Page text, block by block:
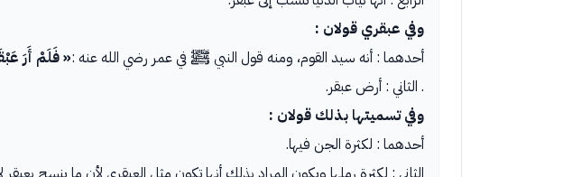
وفي عبقري قولان :
أحدهما : أنه سيد القوم، ومنه قول النبي ﷺ في عمر رضي الله عنه :« فَلَمْ أَرَ
. الثاني : أرض عبقر.
وفي تسميتها بذلك قولان :
أحدهما : لكثرة الجن فيها.